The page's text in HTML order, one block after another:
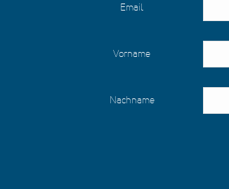
Email
Vorname
Nachname